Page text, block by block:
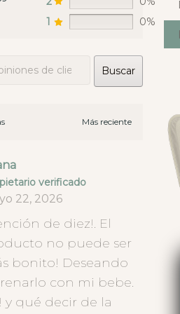
un
las
dinero
1
0%
Buscar
verificado
22, 2026
de diez!. El
no puede ser
bonito! Deseando
con mi bebe.
y qué decir de la